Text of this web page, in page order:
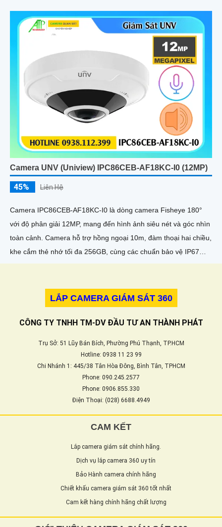
Camera UNV (Uniview) IPC86CEB-AF18KC-I0 (12MP)
45% Liên Hệ
Camera IPC86CEB-AF18KC-I0 là dòng camera Fisheye 180°
với độ phân giải 12MP, mang đến hình ảnh siêu nét và góc nhìn
toàn cảnh. Camera hỗ trợ hồng ngoại 10m, đàm thoại hai chiều,
khe cắm thẻ nhớ tối đa 256GB, cùng các chuẩn bảo vệ IP67
chống nước, bụi và IK10 chống va đập
LẮP CAMERA GIÁM SÁT 360
CÔNG TY TNHH TM-DV ĐẦU TƯ AN THÀNH PHÁT
Trụ Sở: 51 Lũy Bán Bích, Phường Phú Thạnh, TP.HCM
Hotline: 0938 11 23 99
Chi Nhánh 1: 445/38 Tân Hòa Đông, Bình Tân, TPHCM
Phone: 090.245.2577
Phone: 0906.855.330
Điện Thoại: (028) 6688.4949
CAM KẾT
Lắp camera giám sát chính hãng.
Dịch vụ lắp camera 360 uy tín
Bảo Hành camera chính hãng
Chiết khấu camera giám sát 360 tốt nhất
Cam kết hàng chính hãng chất lượng